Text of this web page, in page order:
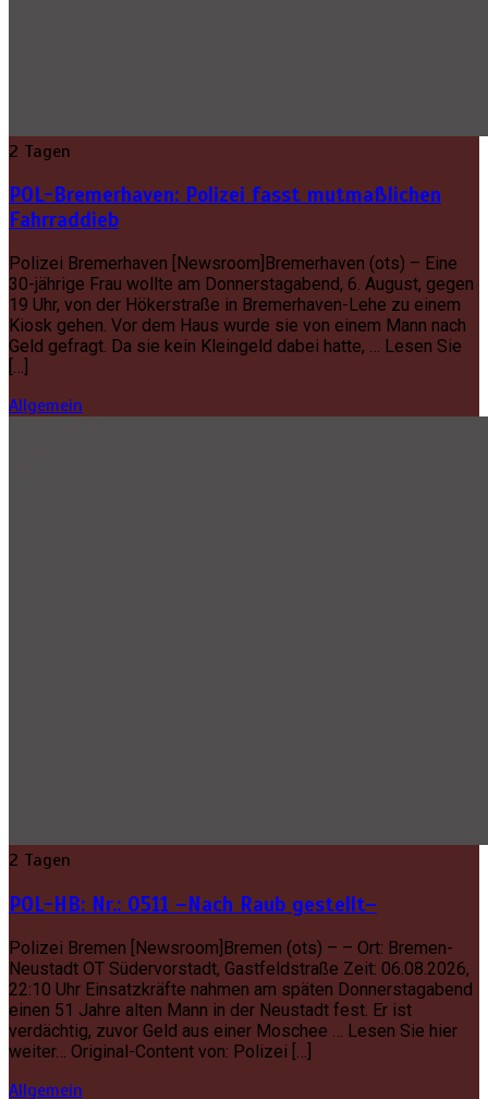
2 Tagen
POL-Bremerhaven: Polizei fasst mutmaßlichen
Fahrraddieb
Polizei Bremerhaven [Newsroom]Bremerhaven (ots) – Eine
30-jährige Frau wollte am Donnerstagabend, 6. August, gegen
19 Uhr, von der Hökerstraße in Bremerhaven-Lehe zu einem
Kiosk gehen. Vor dem Haus wurde sie von einem Mann nach
Geld gefragt. Da sie kein Kleingeld dabei hatte, … Lesen Sie
[…]
Allgemein
2 Tagen
POL-HB: Nr.: 0511 –Nach Raub gestellt–
Polizei Bremen [Newsroom]Bremen (ots) – – Ort: Bremen-
Neustadt OT Südervorstadt, Gastfeldstraße Zeit: 06.08.2026,
22:10 Uhr Einsatzkräfte nahmen am späten Donnerstagabend
einen 51 Jahre alten Mann in der Neustadt fest. Er ist
verdächtig, zuvor Geld aus einer Moschee … Lesen Sie hier
weiter… Original-Content von: Polizei […]
Allgemein